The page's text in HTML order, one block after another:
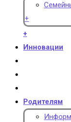
+
+
Инновации
Родителям